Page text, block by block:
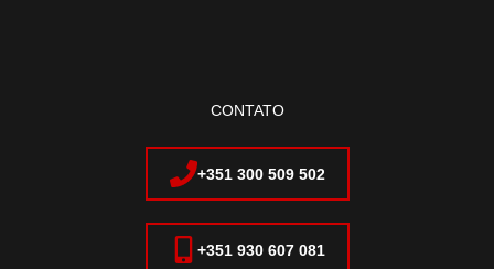
CONTATO
+351 300 509 502
+351 930 607 081